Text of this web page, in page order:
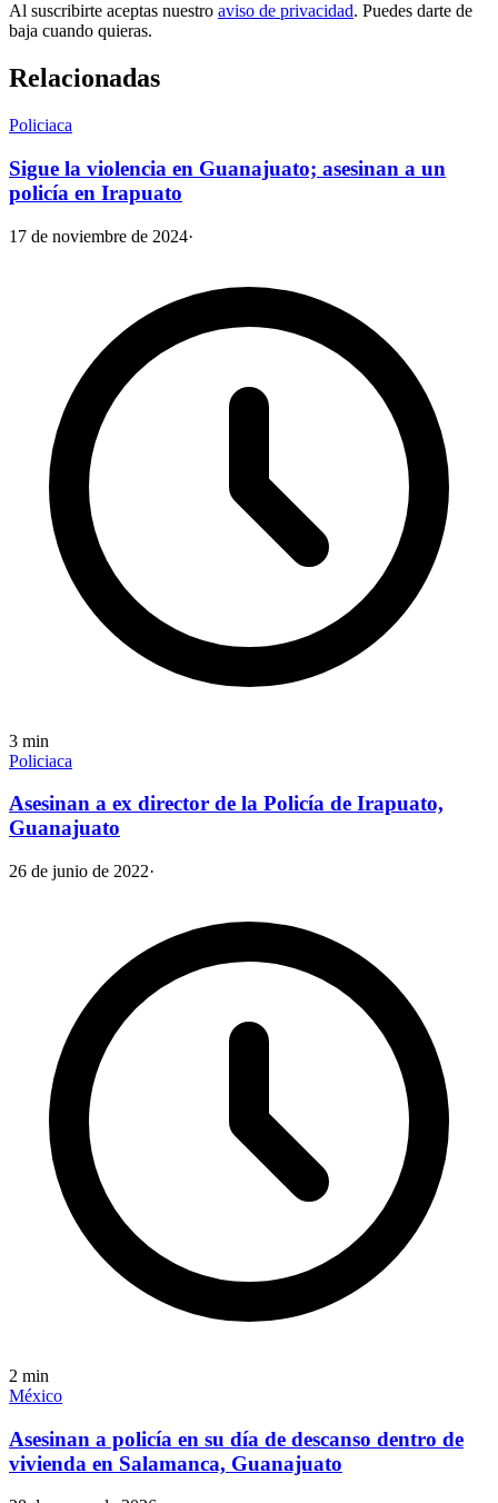
Al suscribirte aceptas nuestro aviso de privacidad. Puedes darte de
baja cuando quieras.
Relacionadas
Policiaca
Sigue la violencia en Guanajuato; asesinan a un
policía en Irapuato
17 de noviembre de 2024·
3 min
Policiaca
Asesinan a ex director de la Policía de Irapuato,
Guanajuato
26 de junio de 2022·
2 min
México
Asesinan a policía en su día de descanso dentro de
vivienda en Salamanca, Guanajuato